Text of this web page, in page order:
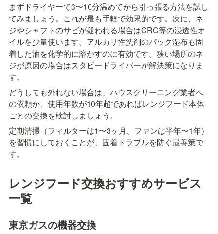
まずドライヤーで3〜10分温めてから引っ張る方法を試し
てみましょう。これが最も手軽で効果的です。次に、ネ
ジやシャフトのサビが疑われる場合はCRC等の浸透性オ
イルを少量使います。アルカリ性洗剤のパック湿布も固
着した油を化学的に溶かすのに有効です。狭い場所のネ
ジが原因の場合はスタビードライバーが解決策になりま
す。
どうしても外れない場合は、ハウスクリーニング業者へ
の依頼か、使用年数が10年超であればレンジフード本体
ごとの交換を検討しましょう。
定期清掃（フィルターは1〜3ヶ月、ファンは半年〜1年）
を習慣にしておくことが、固着トラブルを防ぐ最善策で
す。
レンジフード交換おすすめサービス
一覧
東京ガスの機器交換